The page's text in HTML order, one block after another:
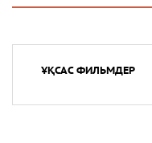
ҰҚСАС ФИЛЬМДЕР